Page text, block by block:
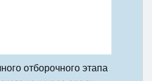
отборочного этапа